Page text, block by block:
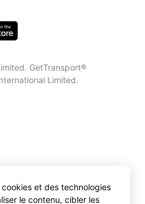
GetTransport®
Limited.
et des technologies
le contenu, cibler les